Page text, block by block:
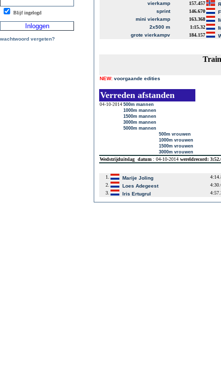
Blijf ingelogd
wachtwoord vergeten?
vierkamp
157.457
sprint
146.670
mini vierkamp
163.368
2x500 m
1:15.32
grote vierkampv
184.157
NEW: voorgaande edities
Verreden afstanden
04-10-2014 500m mannen
1000m mannen
1500m mannen
3000m mannen
5000m mannen
500m vrouwen
1000m vrouwen
1500m vrouwen
3000m vrouwen
Wedstrijduitslag datum : 04-10-2014 wereldrecord:
1. Marije Joling
2.
Loes Adegeest
3.
Iris Ertugrul